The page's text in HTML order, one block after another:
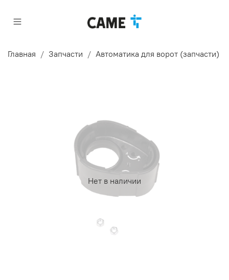
Главная Запчасти Автоматика для ворот (запчасти)
Нет в наличии